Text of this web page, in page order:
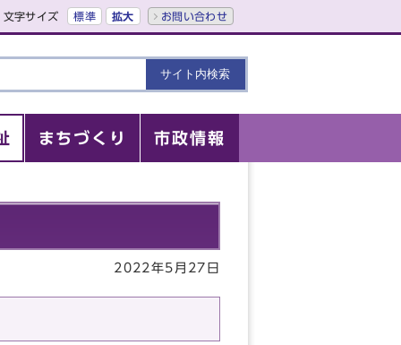
文字サイズ 標準 拡大 お問い合わせ
まちづくり 市政情報
2022年5月27日